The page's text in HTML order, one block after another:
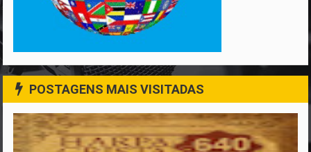
POSTAGENS MAIS VISITADAS